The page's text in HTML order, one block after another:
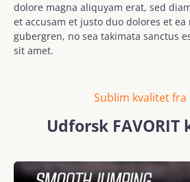
dolore magna aliquyam erat, sed
et accusam et justo duo dolores et
gubergren, no sea takimata sanctus
sit amet.
Sublim kvalitet fra
Udforsk
Skip image gallery